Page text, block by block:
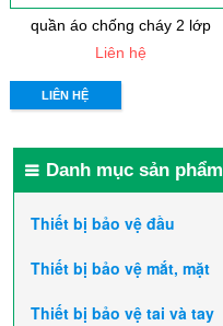
quần áo chống cháy 2 lớp
Liên hệ
LIÊN HỆ
Danh mục sản phẩm
Thiết bị bảo vệ đầu
Thiết bị bảo vệ mắt, mặt
Thiết bị bảo vệ tai và tay